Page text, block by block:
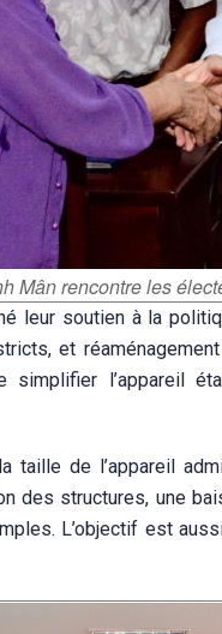
Mân rencontre les
leur soutien à la
et
l’appareil
taille de l’appareil
des structures, une
L’objectif est